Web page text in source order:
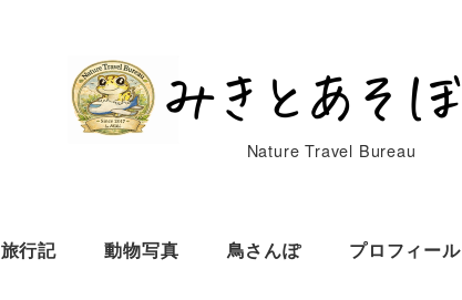
Nature Travel Bureau
旅行記 動物写真 鳥さんぽ プロフィール